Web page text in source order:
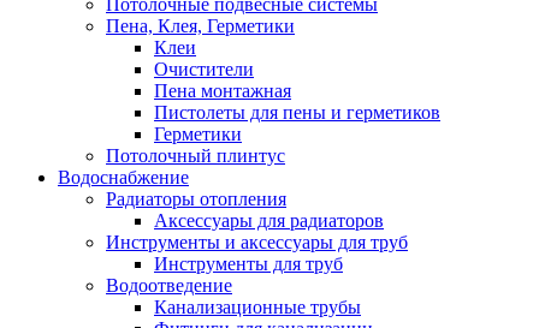
Потолочные подвесные системы
Пена, Клея, Герметики
Клеи
Очистители
Пена монтажная
Пистолеты для пены и герметиков
Герметики
Потолочный плинтус
Водоснабжение
Радиаторы отопления
Аксессуары для радиаторов
Инструменты и аксессуары для труб
Инструменты для труб
Водоотведение
Канализационные трубы